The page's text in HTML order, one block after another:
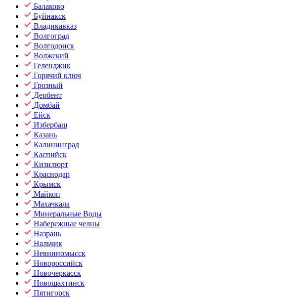
Балаково
Буйнакск
Владикавказ
Волгоград
Волгодонск
Волжский
Геленджик
Горячий ключ
Грозный
Дербент
Домбай
Ейск
Избербаш
Казань
Калининград
Каспийск
Кизилюрт
Краснодар
Крымск
Майкоп
Махачкала
Минеральные Воды
Набережные челны
Назрань
Нальчик
Невинномысск
Новороссийск
Новочеркасск
Новошахтинск
Пятигорск